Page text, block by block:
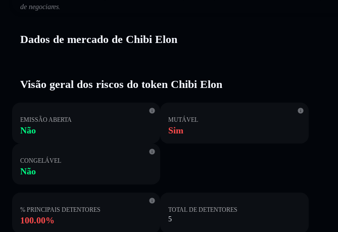
de negociares.
Dados de mercado de Chibi Elon
Visão geral dos riscos do token Chibi Elon
EMISSÃO ABERTA
Não
MUTÁVEL
Sim
CONGELÁVEL
Não
% PRINCIPAIS DETENTORES
100.00%
TOTAL DE DETENTORES
5